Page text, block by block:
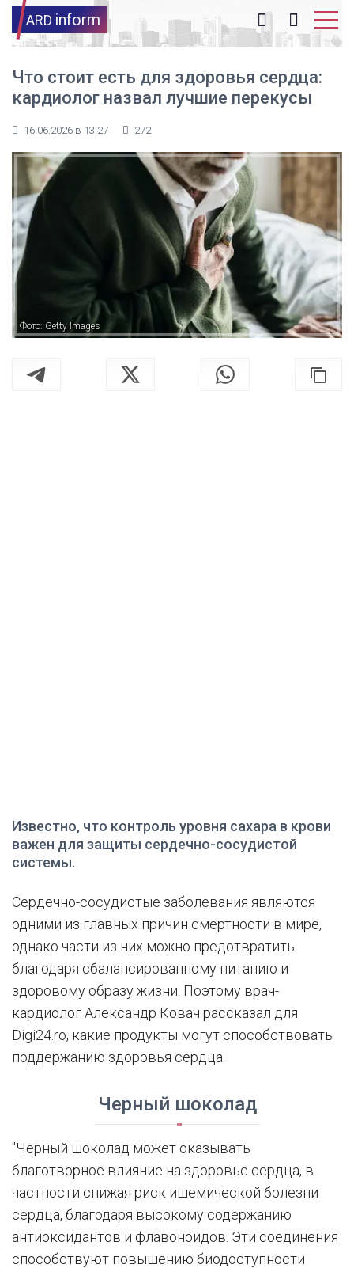
ARD inform
Что стоит есть для здоровья сердца:
кардиолог назвал лучшие перекусы
16.06.2026 в 13:27 272
Фото: Getty Images
Известно, что контроль уровня сахара в крови
важен для защиты сердечно-сосудистой
системы.
Сердечно-сосудистые заболевания являются
одними из главных причин смертности в мире,
однако части из них можно предотвратить
благодаря сбалансированному питанию и
здоровому образу жизни. Поэтому врач-
кардиолог Александр Ковач рассказал для
Digi24.ro, какие продукты могут способствовать
поддержанию здоровья сердца.
Черный шоколад
"Черный шоколад может оказывать
благотворное влияние на здоровье сердца, в
частности снижая риск ишемической болезни
сердца, благодаря высокому содержанию
антиоксидантов и флавоноидов. Эти соединения
способствуют повышению биодоступности